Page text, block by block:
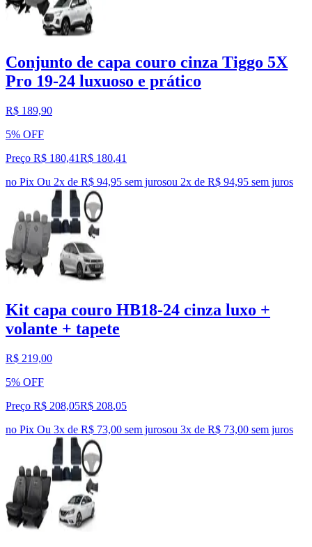
Conjunto de capa couro cinza Tiggo 5X
Pro 19-24 luxuoso e prático
R$ 189,90
5% OFF
Preço R$ 180,41R$ 180,41
no Pix Ou 2x de R$ 94,95 sem jurosou 2x de R$ 94,95 sem juros
Kit capa couro HB18-24 cinza luxo +
volante + tapete
R$ 219,00
5% OFF
Preço R$ 208,05R$ 208,05
no Pix Ou 3x de R$ 73,00 sem jurosou 3x de R$ 73,00 sem juros